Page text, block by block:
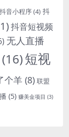
抖音小程序(4) 抖
抖音短视频
无人直播
(16)短视
个羊 (8) 联盟
(5) 赚美金项目 (3)